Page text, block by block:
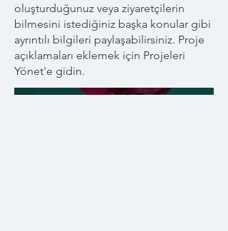
oluşturduğunuz veya ziyaretçilerin
bilmesini istediğiniz başka konular gibi
ayrıntılı bilgileri paylaşabilirsiniz. Proje
açıklamaları eklemek için Projeleri
Yönet'e gidin.